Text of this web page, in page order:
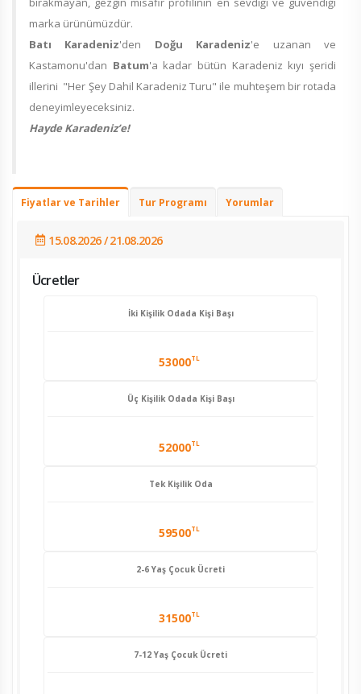
marka ürünümüzdür.
Batı Karadeniz'den Doğu Karadeniz'e uzanan ve
Kastamonu'dan Batum'a kadar bütün Karadeniz kıyı şeridi
illerini "Her Şey Dahil Karadeniz Turu" ile muhteşem bir rotada
deneyimleyeceksiniz.
Hayde Karadeniz’e!
Fiyatlar ve Tarihler Tur Programı Yorumlar
15.08.2026 / 21.08.2026
Ücretler
İki Kişilik Odada Kişi Başı
53000TL
Üç Kişilik Odada Kişi Başı
52000TL
Tek Kişilik Oda
59500TL
2-6 Yaş Çocuk Ücreti
31500TL
7-12 Yaş Çocuk Ücreti